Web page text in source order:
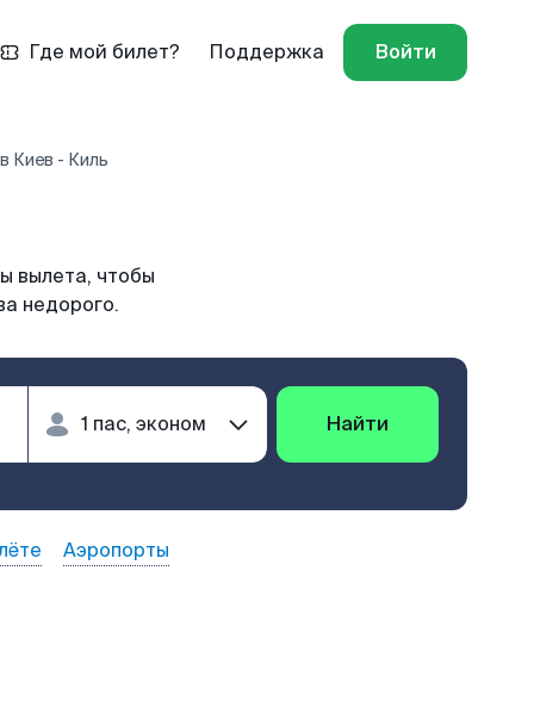
Где мой билет? Поддержка Войти
Киев - Киль
вылета, чтобы
недорого.
Найти
Аэропорты